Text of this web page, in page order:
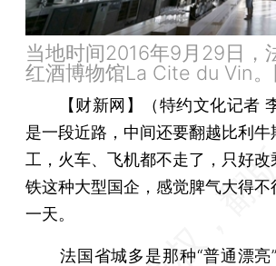
当地时间2016年9月29日，
红酒博物馆La Cite du Vin
【财新网】（特约文化记者
是一段近路，中间还要翻越比利
工，火车、飞机都不走了，只好
铁这种大型国企，感觉脾气大得
一天。
法国省城多是那种“普通漂亮